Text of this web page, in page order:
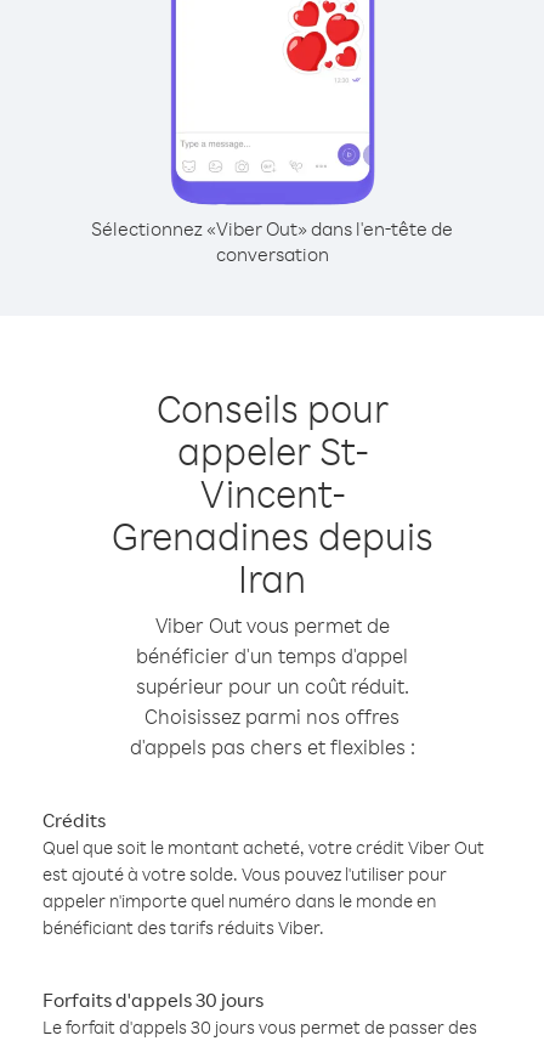
Sélectionnez «Viber Out» dans l'en-tête de
conversation
Conseils pour
appeler St-
Vincent-
Grenadines depuis
Iran
Viber Out vous permet de
bénéficier d'un temps d'appel
supérieur pour un coût réduit.
Choisissez parmi nos offres
d'appels pas chers et flexibles :
Crédits
Quel que soit le montant acheté, votre crédit Viber Out
est ajouté à votre solde. Vous pouvez l'utiliser pour
appeler n'importe quel numéro dans le monde en
bénéficiant des tarifs réduits Viber.
Forfaits d'appels 30 jours
Le forfait d'appels 30 jours vous permet de passer des